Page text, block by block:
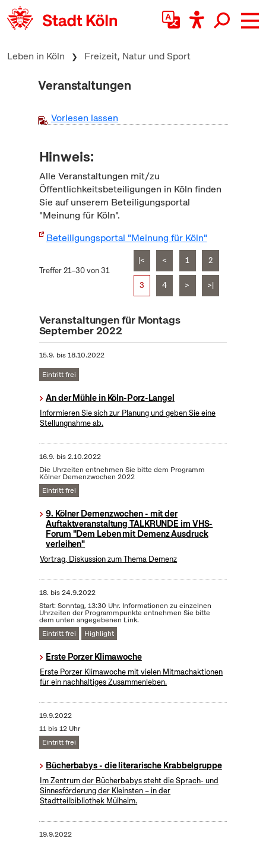
zum Inhalt springen
Leben in Köln Freizeit, Natur und Sport
Veranstaltungen
Vorlesen lassen
Hinweis:
Alle Veranstaltungen mit/zu
Öffentlichkeitsbeteiligungen in Köln finden
Sie auf unserem Beteiligungsportal
"Meinung für Köln".
Beteiligungsportal "Meinung für Köln"
Treffer 21–30 von 31
|< < 1 2
3 4 > >|
Veranstaltungen für Montags
September 2022
15.9. bis18.10.2022
Eintritt frei
An der Mühle in Köln-Porz-Langel
Informieren Sie sich zur Planung und geben Sie eine
Stellungnahme ab.
16.9. bis2.10.2022
Die Uhrzeiten entnehmen Sie bitte dem Programm
Kölner Demenzwochen 2022
Eintritt frei
9. Kölner Demenzwochen - mit der
Auftaktveranstaltung TALKRUNDE im VHS-
Forum "Dem Leben mit Demenz Ausdruck
verleihen"
Vortrag, Diskussion zum Thema Demenz
18. bis24.9.2022
Start: Sonntag, 13:30 Uhr. Informationen zu einzelnen
Uhrzeiten der Programmpunkte entnehmen Sie bitte
dem unten angegebenen Link.
Eintritt frei
Highlight
Erste Porzer Klimawoche
Erste Porzer Klimawoche mit vielen Mitmachaktionen
für ein nachhaltiges Zusammenleben.
19.9.2022
11 bis 12 Uhr
Eintritt frei
Bücherbabys - die literarische Krabbelgruppe
Im Zentrum der Bücherbabys steht die Sprach- und
Sinnesförderung der Kleinsten – in der
Stadtteilbibliothek Mülheim.
19.9.2022